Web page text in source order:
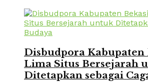
Disbudpora Kabupaten
Lima Situs Bersejarah
Ditetapkan sebagai